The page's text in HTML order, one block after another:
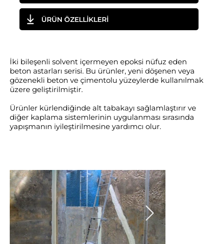
ÜRÜN ÖZELLİKLERİ
İki bileşenli solvent içermeyen epoksi nüfuz eden
beton astarları serisi. Bu ürünler, yeni döşenen veya
gözenekli beton ve çimentolu yüzeylerde kullanılmak
üzere geliştirilmiştir.
Ürünler kürlendiğinde alt tabakayı sağlamlaştırır ve
diğer kaplama sistemlerinin uygulanması sırasında
yapışmanın iyileştirilmesine yardımcı olur.